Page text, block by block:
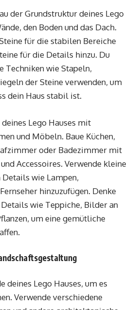
der Grundstruktur deines Lego
den Boden und das Dach.
für die stabilen Bereiche
für die Details hinzu. Du
Techniken wie Stapeln,
der Steine verwenden, um
dein Haus stabil ist.
Lego Hauses mit
und Möbeln. Baue Küchen,
oder Badezimmer mit
Accessoires. Verwende kleine
wie Lampen,
hinzuzufügen. Denke
wie Teppiche, Bilder an
um eine gemütliche
deines Lego Hauses, um es
Verwende verschiedene